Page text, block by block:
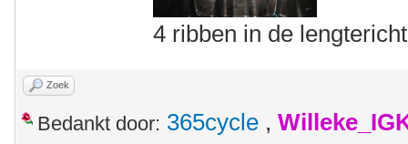
4 ribben in de
Zoek
Bedankt door: 365cycle ,